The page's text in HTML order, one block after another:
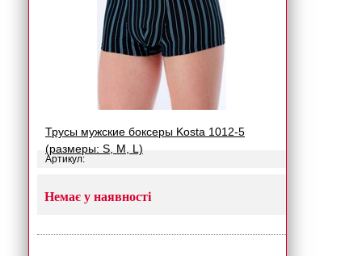
Трусы мужские боксеры Kosta 1012-5
(размеры: S, M, L)
Артикул:
Немає у наявності